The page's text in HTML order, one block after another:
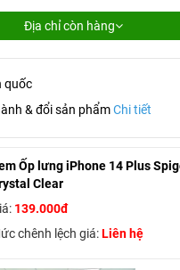
Địa chỉ còn hàng
quốc
& đổi sản phẩmChi tiết
Ốp lưng iPhone 14 Plus
Clear
139.000đ
chênh lệch giá:Liên hệ